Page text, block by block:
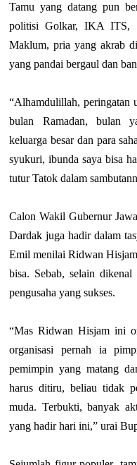
Tamu yang datang pun
politisi Golkar, IKA ITS,
Maklum, pria yang akrab
yang pandai bergaul dan
“Alhamdulillah, peringatan
bulan Ramadan, bulan
keluarga besar dan para
syukuri, ibunda saya bisa
tutur Tatok dalam
Calon Wakil Gubernur
Dardak juga hadir dalam
Emil menilai Ridwan
bisa. Sebab, selain
pengusaha yang sukses.
“Mas Ridwan Hisjam ini
organisasi pernah ia
pemimpin yang matang
harus ditiru, beliau tidak
muda. Terbukti, banyak
yang hadir hari ini,” urai